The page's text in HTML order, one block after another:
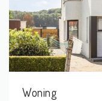
Woning